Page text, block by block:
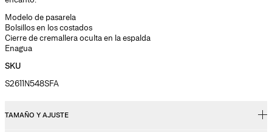
Modelo de pasarela
Bolsillos en los costados
Cierre de cremallera oculta en la espalda
Enagua
SKU
S2611N548SFA
TAMAÑO Y AJUSTE